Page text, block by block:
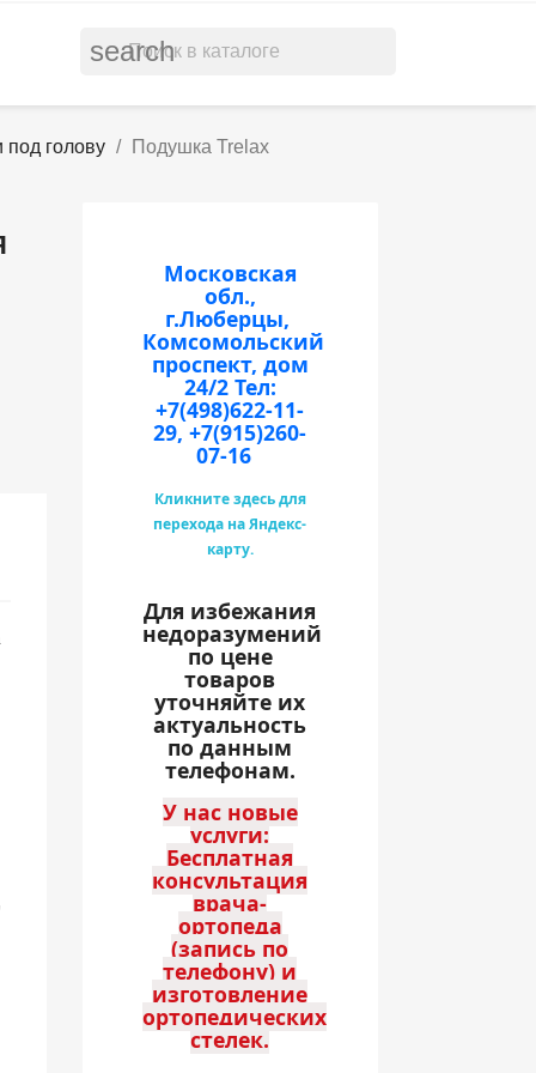
search
под голову
Подушка Trelax
Московская
обл.,
г.Люберцы,
Комсомольский
проспект, дом
24/2 Тел:
+7(498)622-11-
29, +7(915)260-
07-16
Кликните здесь для
перехода на Яндекс-
карту.
Для избежания
недоразумений
по цене
товаров
уточняйте их
актуальность
по данным
телефонам.
У нас новые
услуги:
Бесплатная
консультация
врача-
ортопеда
(запись по
телефону) и
изготовление
ортопедических
стелек.